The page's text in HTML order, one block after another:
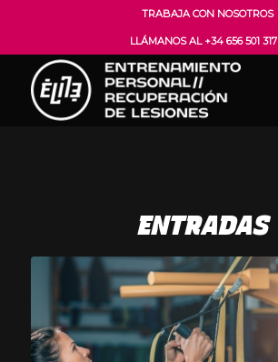
TRABAJA CON NOSOTROS
LLÁMANOS AL +34 656 501 317
ENTRADAS